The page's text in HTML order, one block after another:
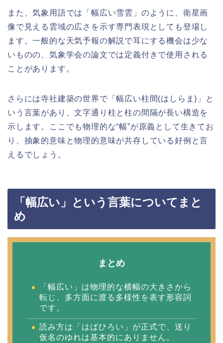
また、気象用語では「幅広い雪雲」のように、衛星画
像で見える雲域の広さを示す専門表現としても登場し
ます。一般的な天気予報の解説で耳にする機会は少な
いものの、気象学会の論文では定義付きで使用される
ことがあります。
さらには寺社建築の世界で「幅広い柱間(はしらま)」と
いう言葉があり、文字通り柱と柱の間隔が長い構造を
示します。ここでも物理的な“幅”が原義として生きてお
り、抽象的意味と物理的意味が共存している好例と言
えるでしょう。
「幅広い」という言葉についてまと
め
まとめ
「幅広い」は物理的な横幅の大きさから
転じ、多方面に渡る多様性を表す形容詞
です。
読み方は「はばひろい」が正式で、送り
仮名のゆれは基本的にありません。